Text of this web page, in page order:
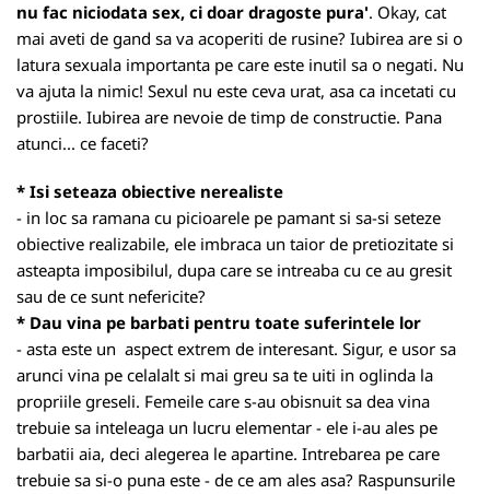
nu fac niciodata sex, ci doar dragoste pura'. Okay, cat
mai aveti de gand sa va acoperiti de rusine? Iubirea are si o
latura sexuala importanta pe care este inutil sa o negati. Nu
va ajuta la nimic! Sexul nu este ceva urat, asa ca incetati cu
prostiile. Iubirea are nevoie de timp de constructie. Pana
atunci... ce faceti?
* Isi seteaza obiective nerealiste
- in loc sa ramana cu picioarele pe pamant si sa-si seteze
obiective realizabile, ele imbraca un taior de pretiozitate si
asteapta imposibilul, dupa care se intreaba cu ce au gresit
sau de ce sunt nefericite?
* Dau vina pe barbati pentru toate suferintele lor
- asta este un aspect extrem de interesant. Sigur, e usor sa
arunci vina pe celalalt si mai greu sa te uiti in oglinda la
propriile greseli. Femeile care s-au obisnuit sa dea vina
trebuie sa inteleaga un lucru elementar - ele i-au ales pe
barbatii aia, deci alegerea le apartine. Intrebarea pe care
trebuie sa si-o puna este - de ce am ales asa? Raspunsurile